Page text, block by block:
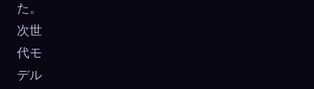
た。
次世
代モ
デル